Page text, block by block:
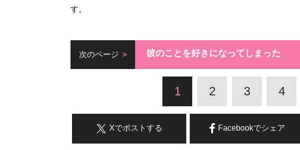
す。
次のページ 彼のことを好きになってしまった
1 2 3 4
Facebookでシェア
Xでポストする